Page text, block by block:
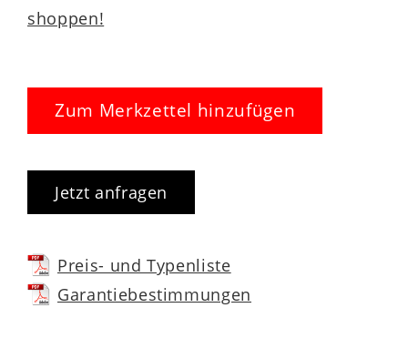
shoppen!
Zum Merkzettel hinzufügen
Jetzt anfragen
Preis- und Typenliste
Garantiebestimmungen